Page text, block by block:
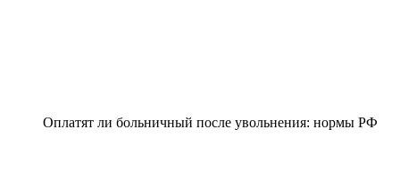
Оплатят ли больничный после увольнения: нормы РФ